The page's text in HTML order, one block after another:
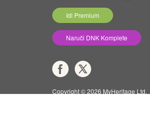
Idi Premium
Naruči DNK Komplete
Copyright © 2026 MyHeritage Ltd.